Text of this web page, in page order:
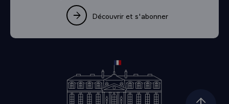
Découvrir et s'abonner